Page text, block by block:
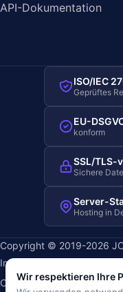
API-Dokumentation
ISO/IEC
Geprüftes
EU-
konform
SSL/TLS-
Sichere
Server-
Hosting in
Copyright © 2019-2026
Impressum
Cookie-Richtlinie·Cookie-
Wir respektieren Ihre